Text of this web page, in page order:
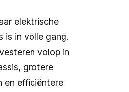
elektrische
is in volle gang.
volop in
grotere
en efficiëntere